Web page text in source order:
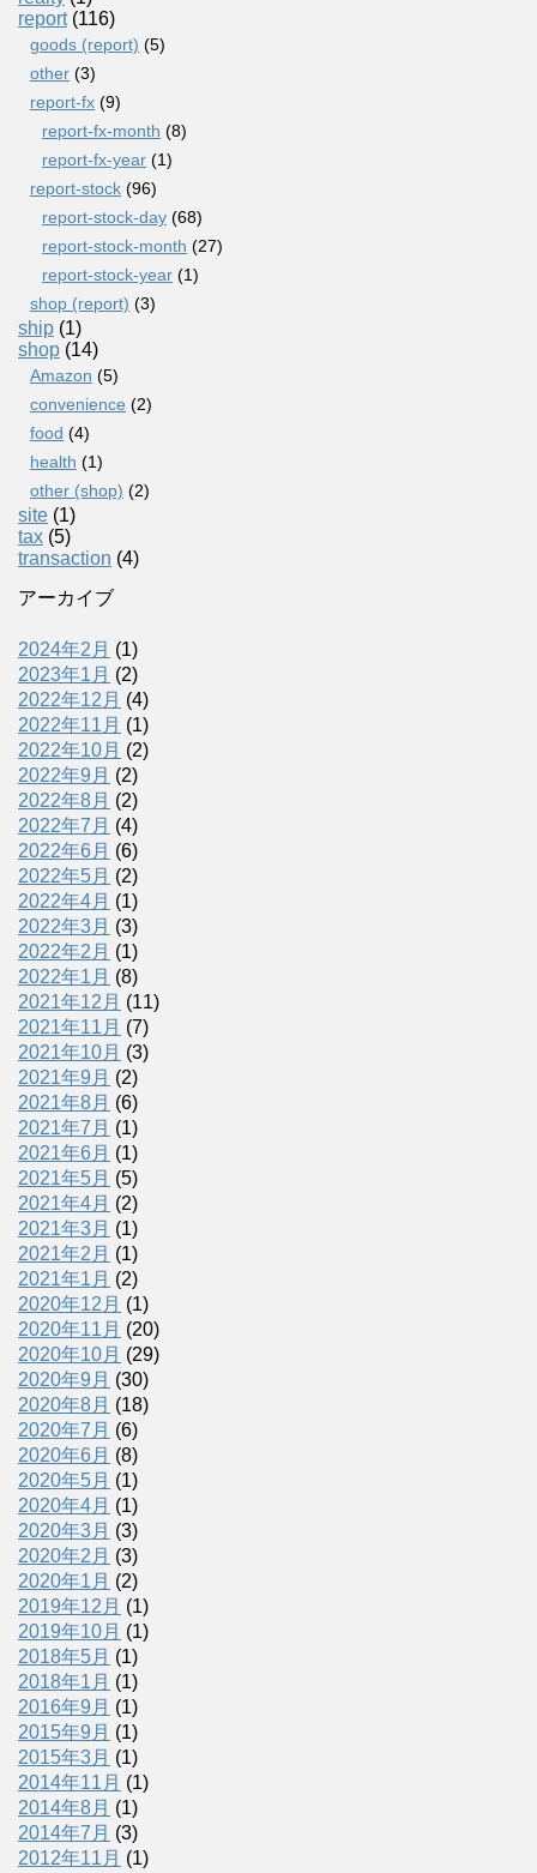
report(116)
goods (report) (5)
other (3)
report-fx (9)
report-fx-month (8)
report-fx-year (1)
report-stock (96)
report-stock-day (68)
report-stock-month (27)
report-stock-year (1)
shop (report) (3)
ship (1)
shop (14)
Amazon (5)
convenience (2)
food (4)
health (1)
other (shop) (2)
site (1)
tax (5)
transaction (4)
アーカイブ
2024年2月 (1)
2023年1月 (2)
2022年12月 (4)
2022年11月 (1)
2022年10月 (2)
2022年9月 (2)
2022年8月 (2)
2022年7月 (4)
2022年6月 (6)
2022年5月 (2)
2022年4月 (1)
2022年3月 (3)
2022年2月 (1)
2022年1月 (8)
2021年12月 (11)
2021年11月 (7)
2021年10月 (3)
2021年9月 (2)
2021年8月 (6)
2021年7月 (1)
2021年6月 (1)
2021年5月 (5)
2021年4月 (2)
2021年3月 (1)
2021年2月 (1)
2021年1月 (2)
2020年12月 (1)
2020年11月 (20)
2020年10月 (29)
2020年9月 (30)
2020年8月 (18)
2020年7月 (6)
2020年6月 (8)
2020年5月 (1)
2020年4月 (1)
2020年3月 (3)
2020年2月 (3)
2020年1月 (2)
2019年12月 (1)
2019年10月 (1)
2018年5月 (1)
2018年1月 (1)
2016年9月 (1)
2015年9月 (1)
2015年3月 (1)
2014年11月 (1)
2014年8月 (1)
2014年7月 (3)
2012年11月 (1)